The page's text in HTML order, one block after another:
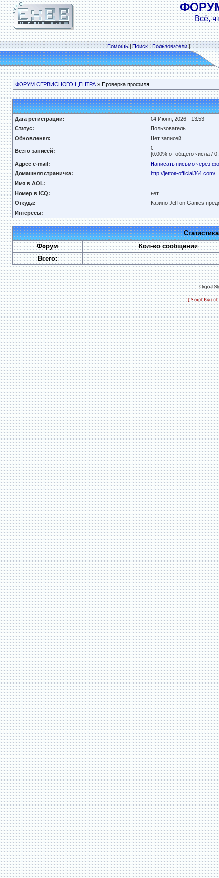
Всё,
|Помощь|Поиск|Пользователи|
ФОРУМ СЕРВИСНОГО ЦЕНТРА» Проверка профиля
Дата регистрации:
04 Июня, 2026 - 13:53
Статус:
Пользователь
Обновления:
Нет записей
Всего записей:
0
[0.00% от общего числа /
Адрес e-mail:
Написать письмо через
Домашняя страничка:
http://jetton-official364.com/
Имя в AOL:
Номер в ICQ:
нет
Откуда:
Казино JetTon Games
Интересы:
Форум
Кол-во сообщений
Всего:
Original
[ Script